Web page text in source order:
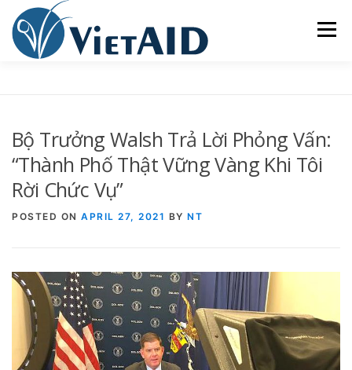
content
Menu
TRUNG TÂM CỘNG ĐỒNG SINH HOẠT
Bộ Trưởng Walsh Trả Lời Phỏng Vấn:
“Thành Phố Thật Vững Vàng Khi Tôi
Rời Chức Vụ”
POSTED ON APRIL 27, 2021 BY NT